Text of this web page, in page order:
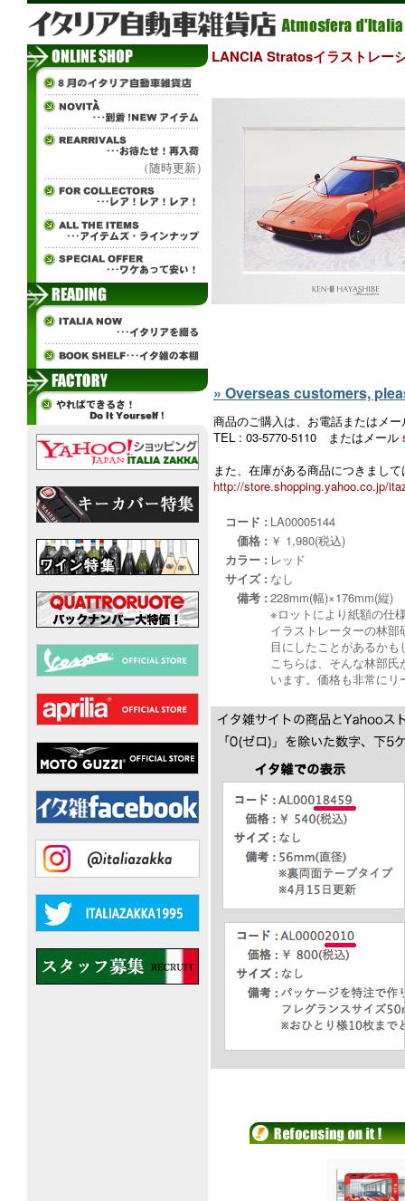
（随時更新）
LANCIA Stratosイラストレー
» Overseas customers,
商品のご購入は、お電話またはメ
TEL : 03-5770-5110 またはメール
また、在庫がある商品につきまし
http://store.shopping.yahoo.co.jp/
コード : LA00005144
価格 : ￥ 1,980(税込)
カラー : レッド
サイズ : なし
備考 : 228mm(幅)×176mm(縦)
※ロットにより紙額の仕
イラストレーターの林
目にしたことがあるかも
こちらは、そんな林部
います。価格も非常に